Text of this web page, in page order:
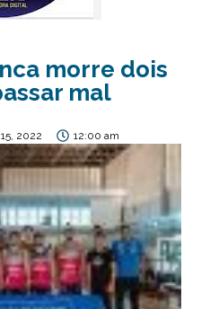
morre dois
mal
2022 12:00 am